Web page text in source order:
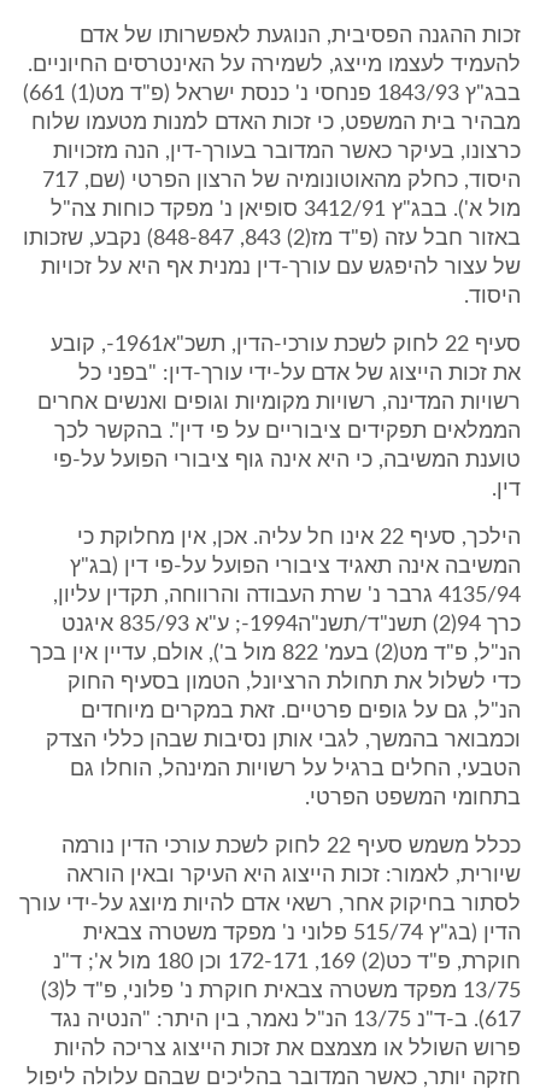
זכות ההגנה הפסיבית, הנוגעת לאפשרותו של אדם
להעמיד לעצמו מייצג, לשמירה על האינטרסים החיוניים.
בבג"ץ 1843/93 פנחסי נ' כנסת ישראל (פ"ד מט(1) 661)
מבהיר בית המשפט, כי זכות האדם למנות מטעמו שלוח
כרצונו, בעיקר כאשר המדובר בעורך-דין, הנה מזכויות
היסוד, כחלק מהאוטונומיה של הרצון הפרטי (שם, 717
מול א'). בבג"ץ 3412/91 סופיאן נ' מפקד כוחות צה"ל
באזור חבל עזה (פ"ד מז(2) 843, 848-847) נקבע, שזכותו
של עצור להיפגש עם עורך-דין נמנית אף היא על זכויות
היסוד.
סעיף 22 לחוק לשכת עורכי-הדין, תשכ"א1961-, קובע
את זכות הייצוג של אדם על-ידי עורך-דין: "בפני כל
רשויות המדינה, רשויות מקומיות וגופים ואנשים אחרים
הממלאים תפקידים ציבוריים על פי דין". בהקשר לכך
טוענת המשיבה, כי היא אינה גוף ציבורי הפועל על-פי
דין.
הילכך, סעיף 22 אינו חל עליה. אכן, אין מחלוקת כי
המשיבה אינה תאגיד ציבורי הפועל על-פי דין (בג"ץ
4135/94 גרבר נ' שרת העבודה והרווחה, תקדין עליון,
כרך 94(2) תשנ"ד/תשנ"ה1994-; ע"א 835/93 איגנט
הנ"ל, פ"ד מט(2) בעמ' 822 מול ב'), אולם, עדיין אין בכך
כדי לשלול את תחולת הרציונל, הטמון בסעיף החוק
הנ"ל, גם על גופים פרטיים. זאת במקרים מיוחדים
וכמבואר בהמשך, לגבי אותן נסיבות שבהן כללי הצדק
הטבעי, החלים ברגיל על רשויות המינהל, הוחלו גם
בתחומי המשפט הפרטי.
ככלל משמש סעיף 22 לחוק לשכת עורכי הדין נורמה
שיורית, לאמור: זכות הייצוג היא העיקר ובאין הוראה
לסתור בחיקוק אחר, רשאי אדם להיות מיוצג על-ידי עורך
הדין (בג"ץ 515/74 פלוני נ' מפקד משטרה צבאית
חוקרת, פ"ד כט(2) 169, 172-171 וכן 180 מול א'; ד"נ
13/75 מפקד משטרה צבאית חוקרת נ' פלוני, פ"ד ל(3)
617). ב-ד"נ 13/75 הנ"ל נאמר, בין היתר: "הנטיה נגד
פרוש השולל או מצמצם את זכות הייצוג צריכה להיות
חזקה יותר, כאשר המדובר בהליכים שבהם עלולה ליפול